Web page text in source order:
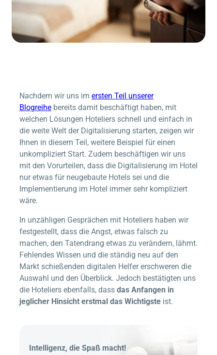
Nachdem wir uns im ersten Teil unserer
Blogreihe bereits damit beschäftigt haben, mit
welchen Lösungen Hoteliers schnell und einfach in
die weite Welt der Digitalisierung starten, zeigen wir
Ihnen in diesem Teil, weitere Beispiel für einen
unkompliziert Start. Zudem beschäftigen wir uns
mit den Vorurteilen, dass die Digitalisierung im Hotel
nur etwas für neugebaute Hotels sei und die
Implementierung im Hotel immer sehr kompliziert
wäre.
In unzähligen Gesprächen mit Hoteliers haben wir
festgestellt, dass die Angst, etwas falsch zu
machen, den Tatendrang etwas zu verändern, lähmt.
Fehlendes Wissen und die ständig neu auf den
Markt schießenden digitalen Helfer erschweren die
Auswahl und den Überblick. Jedoch bestätigten uns
die Hoteliers ebenfalls, dass das Anfangen in
jeglicher Hinsicht erstmal das Wichtigste ist.
Intelligenz, die Spaß macht!